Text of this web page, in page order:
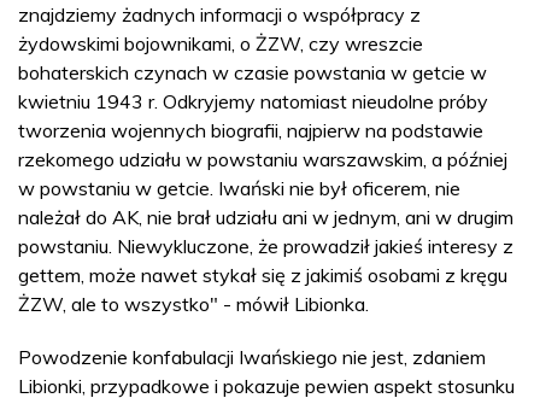
znajdziemy żadnych informacji o współpracy z
żydowskimi bojownikami, o ŻZW, czy wreszcie
bohaterskich czynach w czasie powstania w getcie w
kwietniu 1943 r. Odkryjemy natomiast nieudolne próby
tworzenia wojennych biografii, najpierw na podstawie
rzekomego udziału w powstaniu warszawskim, a później
w powstaniu w getcie. Iwański nie był oficerem, nie
należał do AK, nie brał udziału ani w jednym, ani w drugim
powstaniu. Niewykluczone, że prowadził jakieś interesy z
gettem, może nawet stykał się z jakimiś osobami z kręgu
ŻZW, ale to wszystko" - mówił Libionka.
Powodzenie konfabulacji Iwańskiego nie jest, zdaniem
Libionki, przypadkowe i pokazuje pewien aspekt stosunku